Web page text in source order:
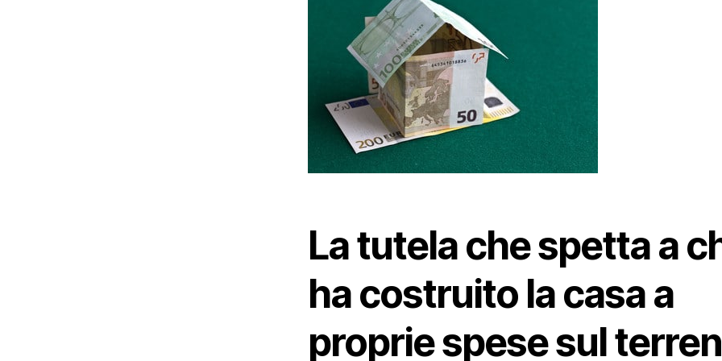
La tutela che spetta a
ha costruito la casa a
proprie spese sul